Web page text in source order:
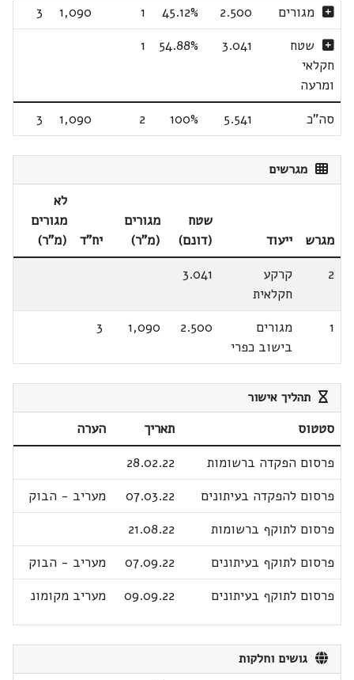
מגורים
2.500
45.12%
1
1,090
3
שטח
חקלאי
ומרעה
3.041
54.88%
1
סה"כ 5.541
100%
2
1,090
3
מגרשים
מגרש ייעוד
שטח
(דונם)
מגורים
(מ"ר)
יח"ד
לא
מגורים
(מ"ר)
2
קרקע
חקלאית
3.041
1
מגורים
בישוב כפרי
2.500
1,090
3
תהליך אישור
סטטוס תאריך
הערה
פרסום הפקדה ברשומות
28.02.22
פרסום להפקדה בעיתונים
07.03.22
מעריב - הבוק
פרסום לתוקף ברשומות
21.08.22
פרסום לתוקף בעיתונים
07.09.22
מעריב - הבוק
פרסום לתוקף בעיתונים
09.09.22 מעריב מקומונ
גושים וחלקות